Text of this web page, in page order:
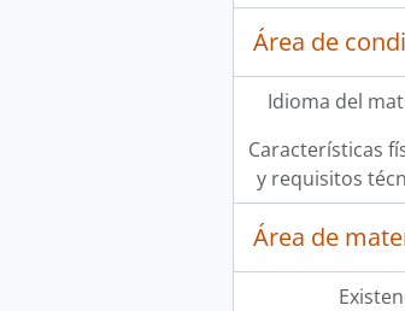
Área de
Idioma del
Características
y requisitos
Área de